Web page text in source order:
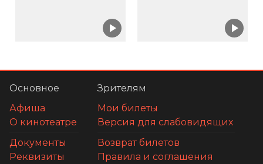
Основное
Афиша
О кинотеатре
Документы
Реквизиты
Зрителям
Мои билеты
Версия для слабовидящих
Возврат билетов
Правила и соглашения